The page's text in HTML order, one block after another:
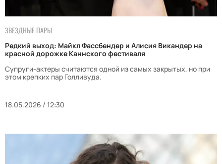
ЗВЕЗДНЫЕ ПАРЫ
Редкий выход: Майкл Фассбендер и Алисия Викандер на
красной дорожке Каннского фестиваля
Супруги-актеры считаются одной из самых закрытых, но при
этом крепких пар Голливуда.
18.05.2026 / 12:30